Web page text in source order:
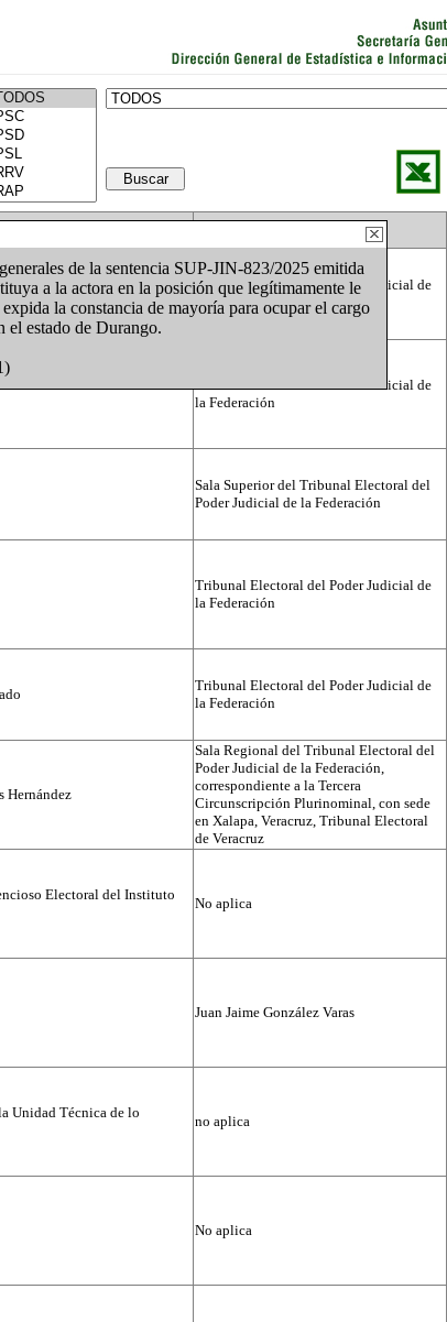
de la sentencia SUP-JIN-823/2025 emitida
a la actora en la posición que legítimamente le
la constancia de mayoría para ocupar el cargo
el estado de Durango.
Tribunal Electoral del Poder Judicial de
la Federación
Tribunal Electoral del Poder Judicial de
la Federación
Sala Superior del Tribunal Electoral del
Poder Judicial de la Federación
Tribunal Electoral del Poder Judicial de
la Federación
Tribunal Electoral del Poder Judicial de
la Federación
Hernández
Sala Regional del Tribunal Electoral del
Poder Judicial de la Federación,
correspondiente a la Tercera
Circunscripción Plurinominal, con sede
en Xalapa, Veracruz, Tribunal Electoral
de Veracruz
Electoral del Instituto
No aplica
Juan Jaime González Varas
Unidad Técnica de lo
no aplica
No aplica